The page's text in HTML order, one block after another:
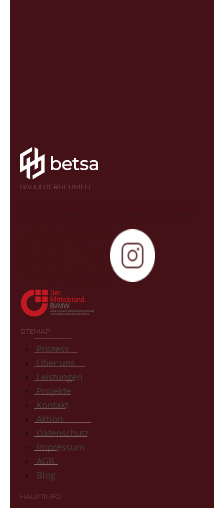
BAUUNTERNEHMEN
Geben Sie jedem Gebäude die Chance, das
schönste Gebäude Ihres Lebens zu werden!
SITEMAP
Prozess
Über uns
Leistungen
Projekte
Kontakt
Aktion
Datenschutz
Impressum
AGB
Blog
HAUPTINFO